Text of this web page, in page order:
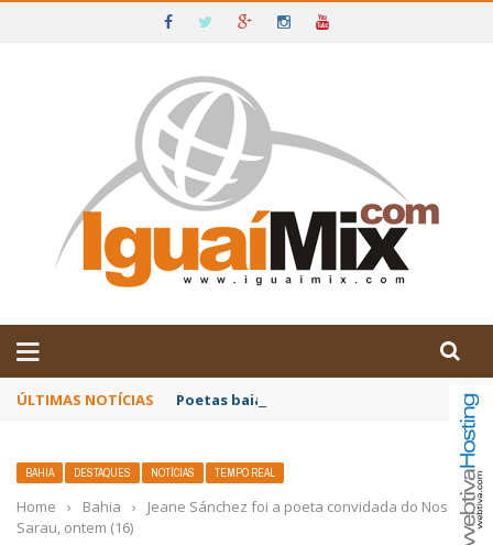
IGUAÍ E SUDOESTE DA BAHIA
ÚLTIMAS NOTÍCIAS Poetas baianos representam o Brasil no
BAHIA DESTAQUES NOTÍCIAS TEMPO REAL
Home › Bahia ›
Jeane Sánchez foi a poeta convidada do Nosso
Sarau, ontem (16)